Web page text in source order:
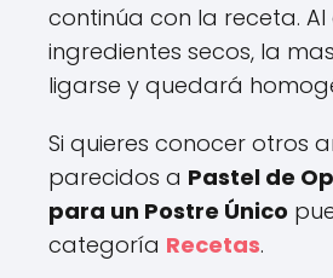
continúa con la receta.
ingredientes secos, la
ligarse y quedará
Si quieres conocer otros
parecidos a Pastel de
para un Postre Único
categoría Recetas.